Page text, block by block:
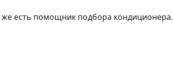
же есть помощник подбора кондиционера.